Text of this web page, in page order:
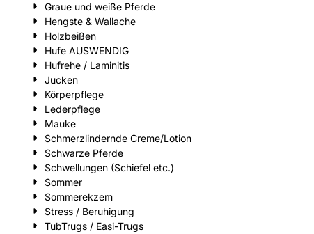
Graue und weiße Pferde
Hengste & Wallache
Holzbeißen
Hufe AUSWENDIG
Hufrehe / Laminitis
Jucken
Körperpflege
Lederpflege
Mauke
Schmerzlindernde Creme/Lotion
Schwarze Pferde
Schwellungen (Schiefel etc.)
Sommer
Sommerekzem
Stress / Beruhigung
TubTrugs / Easi-Trugs